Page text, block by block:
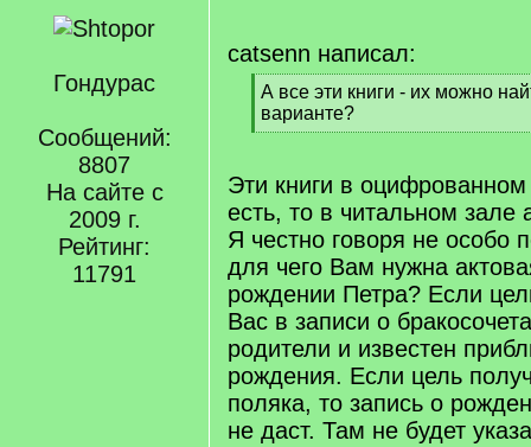
Гондурас
Сообщений:
8807
На сайте с
2009 г.
Рейтинг:
11791
catsenn написал:
[
q
]
А все эти книги - их можно
варианте?
[
q
]
Эти книги в
есть, то в читальном зале
Я честно говоря не особо
для чего Вам нужна
рождении Петра? Если
Вас в записи о
родители и известен
рождения. Если цель
поляка, то запись о
не даст. Там не будет